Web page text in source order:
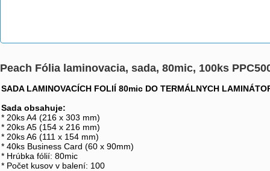
Peach Fólia laminovacia, sada, 80mic, 100ks
SADA LAMINOVACÍCH FOLIÍ 80mic DO TERMÁLNYCH
Sada obsahuje:
* 20ks A4 (216 x 303 mm)
* 20ks A5 (154 x 216 mm)
* 20ks A6 (111 x 154 mm)
* 40ks Business Card (60 x 90mm)
* Hrúbka fólií: 80mic
* Počet kusov v balení: 100